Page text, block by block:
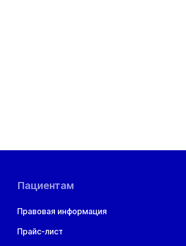
Пациентам
Правовая информация
Прайс-лист